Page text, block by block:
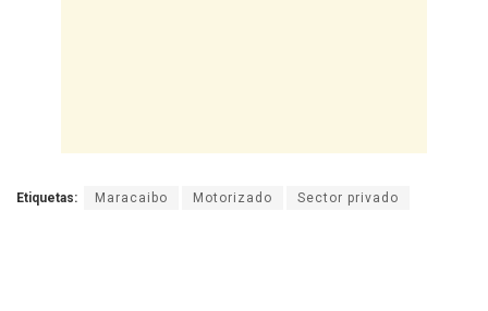
Etiquetas: Maracaibo Motorizado Sector privado